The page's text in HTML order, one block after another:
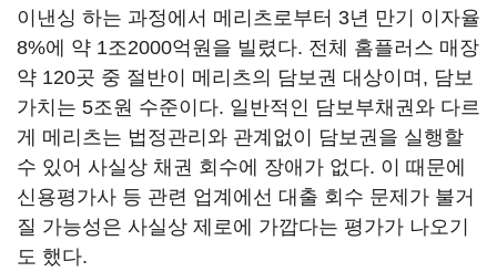
이낸싱 하는 과정에서 메리츠로부터 3년 만기 이자율
8%에 약 1조2000억원을 빌렸다. 전체 홈플러스 매장
약 120곳 중 절반이 메리츠의 담보권 대상이며, 담보
가치는 5조원 수준이다. 일반적인 담보부채권와 다르
게 메리츠는 법정관리와 관계없이 담보권을 실행할
수 있어 사실상 채권 회수에 장애가 없다. 이 때문에
신용평가사 등 관련 업계에선 대출 회수 문제가 불거
질 가능성은 사실상 제로에 가깝다는 평가가 나오기
도 했다.